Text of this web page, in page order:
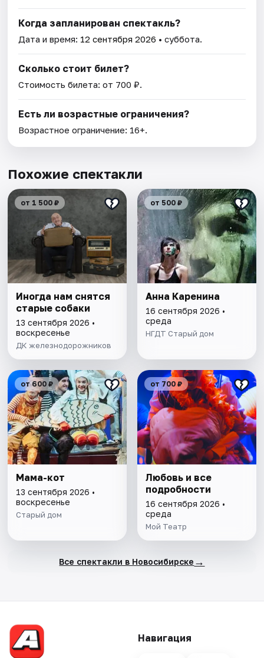
Когда запланирован спектакль?
Дата и время: 12 сентября 2026 • суббота.
Сколько стоит билет?
Стоимость билета: от 700 ₽.
Есть ли возрастные ограничения?
Возрастное ограничение: 16+.
Похожие спектакли
от 1 500 ₽
Иногда нам снятся
старые собаки
13 сентября 2026 •
воскресенье
ДК железнодорожников
от 500 ₽
Анна Каренина
16 сентября 2026 •
среда
НГДТ Старый дом
от 600 ₽
Мама-кот
13 сентября 2026 •
воскресенье
Старый дом
от 700 ₽
Любовь и все
подробности
16 сентября 2026 •
среда
Мой Театр
Все спектакли в Новосибирске →
Навигация